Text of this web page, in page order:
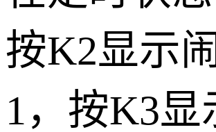
按K2显示
1，按K3显